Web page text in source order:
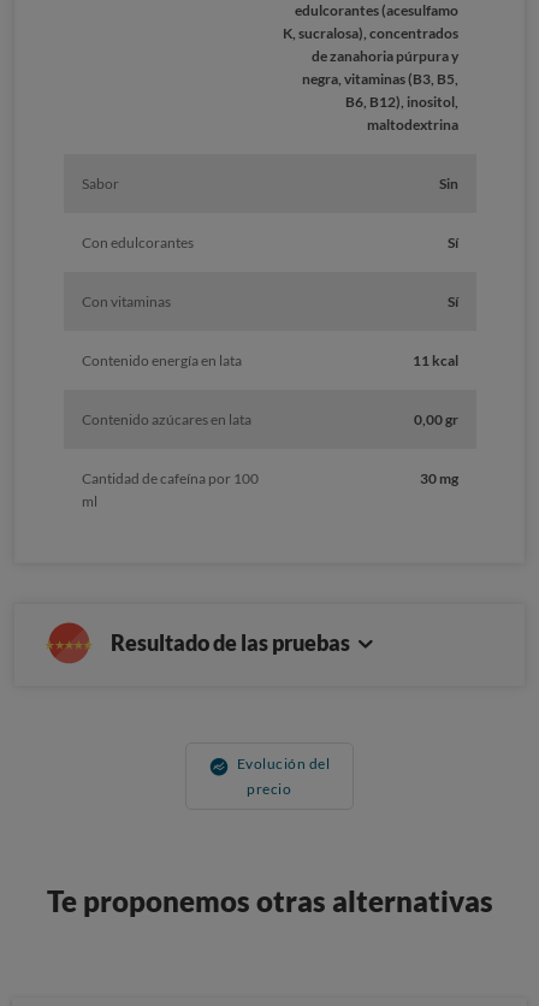
edulcorantes (acesulfamo
K, sucralosa), concentrados
de zanahoria púrpura y
negra, vitaminas (B3, B5,
B6, B12), inositol,
maltodextrina
Sabor Sin
Con edulcorantes Sí
Con vitaminas Sí
Contenido energía en lata 11 kcal
Contenido azúcares en lata 0,00 gr
Cantidad de cafeína por 100
ml
30 mg
Resultado de las pruebas
Evolución del
precio
Te proponemos otras alternativas